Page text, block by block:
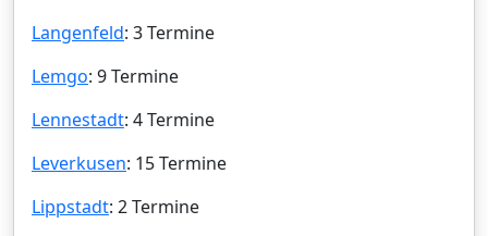
Langenfeld: 3 Termine
Lemgo: 9 Termine
Lennestadt: 4 Termine
Leverkusen: 15 Termine
Lippstadt: 2 Termine